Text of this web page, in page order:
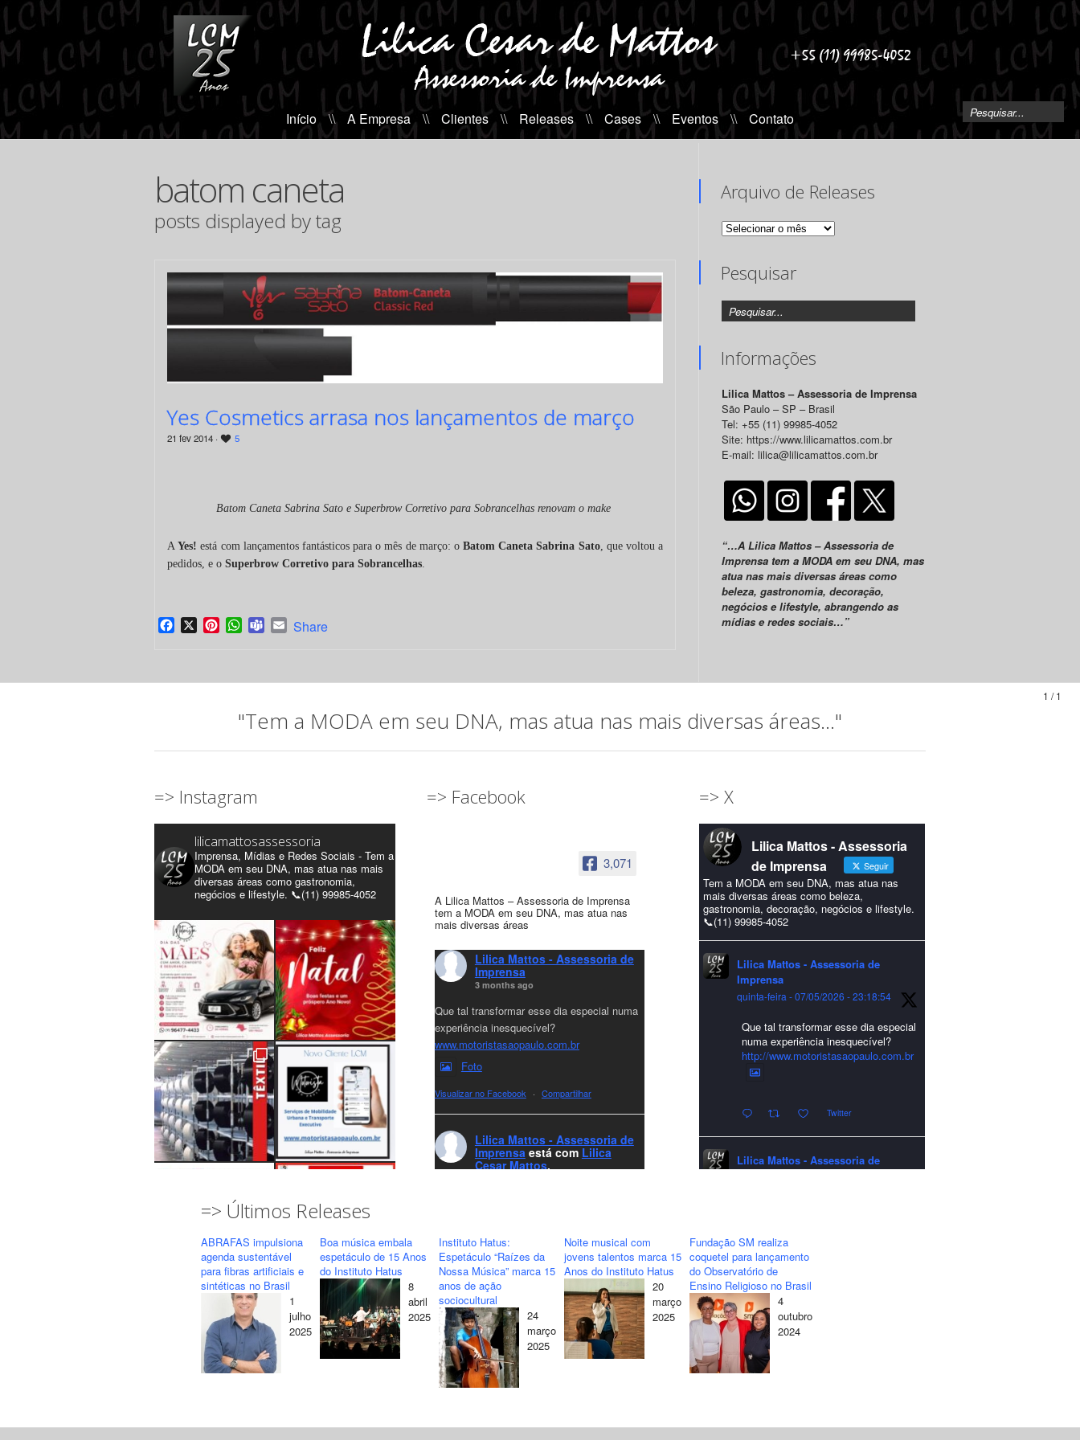
Início \\ A Empresa \\ Clientes \\ Releases \\ Cases \\ Eventos \\ Contato
batom caneta
posts displayed by tag
Yes Cosmetics arrasa nos lançamentos de março
21 fev 2014 · 5
Batom Caneta Sabrina Sato e Superbrow Corretivo para Sobrancelhas renovam o make
AYes!está com lançamentos fantásticos para o mês de março: oBatom Caneta Sabrina Sato, que voltou a
pedidos, e o Superbrow Corretivo para Sobrancelhas.
Facebook
X PinterestWhatsApp
TeamsEmail
Share
Arquivo de Releases
Arquivo
Pesquisar
Informações
Lilica Mattos – Assessoria de Imprensa
São Paulo – SP – Brasil
Tel: +55 (11) 99985-4052
Site: https://www.lilicamattos.com.br
E-mail: lilica@lilicamattos.com.br
“…A Lilica Mattos – Assessoria de
Imprensa tem a MODA em seu DNA, mas
atua nas mais diversas áreas como
beleza, gastronomia, decoração,
negócios e lifestyle, abrangendo as
mídias e redes sociais…”
1 / 1
"Tem a MODA em seu DNA, mas atua nas mais diversas áreas..."
=> Instagram
lilicamattosassessoria
Imprensa, Mídias e Redes Sociais - Tem a
MODA em seu DNA, mas atua nas mais
diversas áreas como gastronomia,
negócios e lifestyle. 📞(11) 99985-4052
Carregar mais... Seguir
=> Facebook
3,071
A Lilica Mattos – Assessoria de Imprensa
tem a MODA em seu DNA, mas atua nas
mais diversas áreas
Lilica Mattos - Assessoria de
Imprensa
3 months ago
Que tal transformar esse dia especial numa
experiência inesquecível?
www.motoristasaopaulo.com.br
Foto
Visualizar no Facebook · Compartilhar
Lilica Mattos - Assessoria de
Imprensa está com Lilica
Cesar Mattos.
realizações para todos clientes, jornalistas e
amigos que sempre nos acompanham!🎄✨
🥂❤️
#lcmassessoria
#natal
#merrychristmas #felizanonovo
#HappyNewYear
Foto
Visualizar no Facebook
Lilica Mattos - Assessoria de
=> X
Lilica Mattos - Assessoria
de Imprensa
Seguir
Tem a MODA em seu DNA, mas atua nas
mais diversas áreas como beleza,
gastronomia, decoração, negócios e lifestyle.
📞(11) 99985-4052
Lilica Mattos - Assessoria de
Imprensa
quinta-feira - 07/05/2026 - 23:18:54
Que tal transformar esse dia especial
numa experiência inesquecível?
http://www.motoristasaopaulo.com.br
Twitter
Lilica Mattos - Assessoria de
excelente Natal e um 2026 repleto de
conquistas e realizações para todos
clientes, jornalistas e amigos que
sempre nos acompanham!🎄✨🥂❤️
#lcmassessoria
#merrychristmas
#happynewyear
Lilica Mattos - Assessoria de
=> Últimos Releases
ABRAFAS impulsiona
agenda sustentável
para fibras artificiais e
sintéticas no Brasil
1
julho
2025
Boa música embala
espetáculo de 15 Anos
do Instituto Hatus
8
abril
2025
Instituto Hatus:
Espetáculo “Raízes da
Nossa Música” marca 15
anos de ação
sociocultural
24
março
2025
Noite musical com
jovens talentos marca 15
Anos do Instituto Hatus
20
março
2025
Fundação SM realiza
coquetel para lançamento
do Observatório de
Ensino Religioso no Brasil
4
outubro
2024